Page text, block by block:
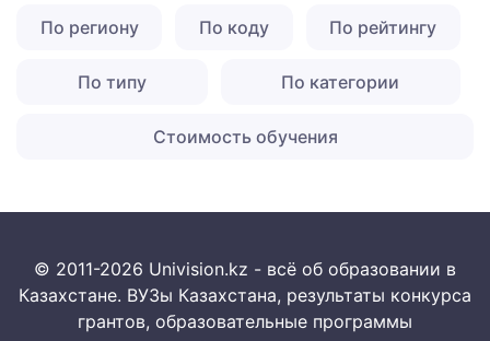
По региону По коду По рейтингу
По типу По категории
Стоимость обучения
© 2011-2026 Univision.kz - всё об образовании в
Казахстане. ВУЗы Казахстана, результаты конкурса
грантов, образовательные программы